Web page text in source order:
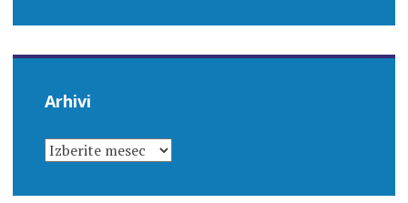
Arhivi
ARHIVI